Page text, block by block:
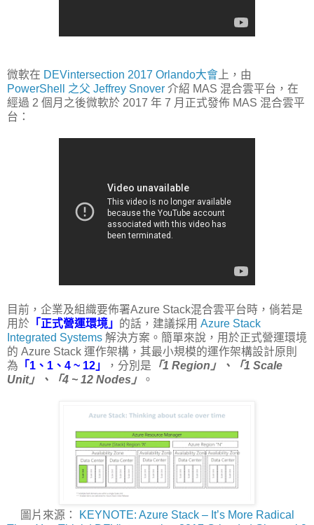
微軟在 DEVintersection 2017 Orlando大會 上，由
PowerShell 之父 Jeffrey Snover 介紹 MAS 混合雲平台，在
經過 2 個月之後微軟於 2017 年 7 月正式發佈 MAS 混合雲平
台：
目前，企業及組織要佈署Azure Stack混合雲平台時，倘若是
用於 「正式營運環境」 的話，建議採用 Azure Stack
Integrated Systems 解決方案。簡單來說，用於正式營運環境
的 Azure Stack 運作架構，其最小規模的運作架構設計原則
為 「1、1、4 ~ 12」 ，分別是 「1 Region」、「1 Scale
Unit」、「4 ~ 12 Nodes」
。
圖片來源：
KEYNOTE: Azure Stack – It’s More Radical